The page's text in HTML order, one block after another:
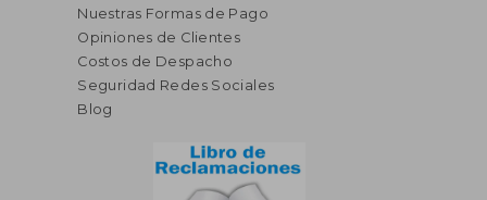
Nuestras Formas de Pago
Opiniones de Clientes
Costos de Despacho
Seguridad Redes Sociales
Blog